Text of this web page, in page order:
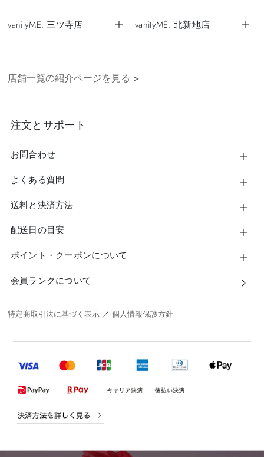
vanityME. 三ツ寺店 vanityME. 北新地店
店舗一覧の紹介ページを見る >
注文とサポート
お問合わせ
よくある質問
送料と決済方法
配送日の目安
ポイント・クーポンについて
会員ランクについて
特定商取引法に基づく表示 ／個人情報保護方針